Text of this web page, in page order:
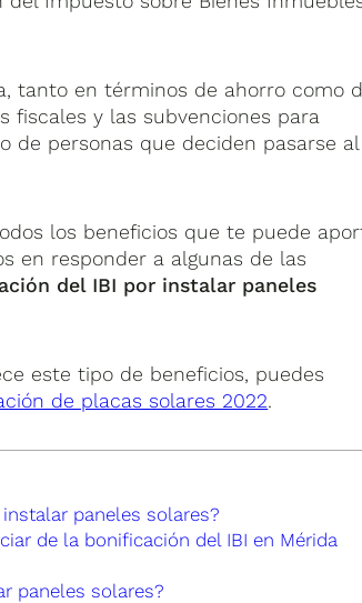
tanto en términos de ahorro como
fiscales y las subvenciones para
de personas que deciden pasarse al
los beneficios que te puede
en responder a algunas de las
del IBI por instalar paneles
este tipo de beneficios, puedes
de placas solares 2022.
paneles solares?
de la bonificación del IBI en Mérida
paneles solares?